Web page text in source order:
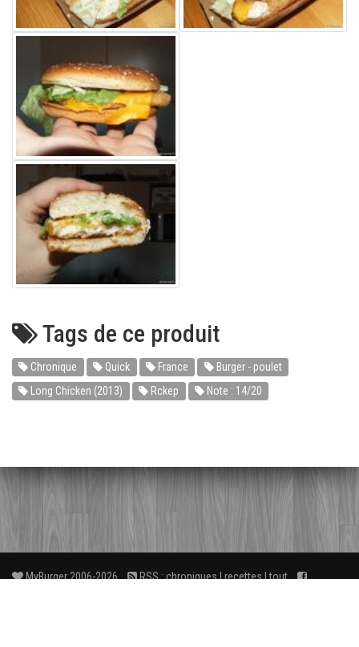
Tags de ce produit
Chronique Quick France
Burger - poulet
Long Chicken (2013)
Rckep Note : 14/20
MyBurger 2006-2026 RSS :chroniques|recettes|tout